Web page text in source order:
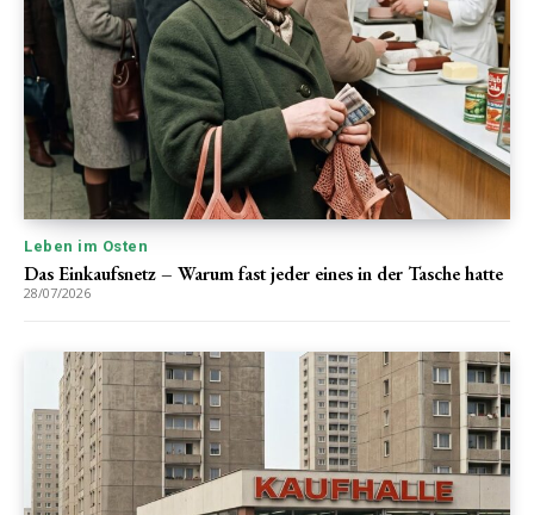
Leben im Osten
Das Einkaufsnetz – Warum fast jeder eines in der Tasche hatte
28/07/2026